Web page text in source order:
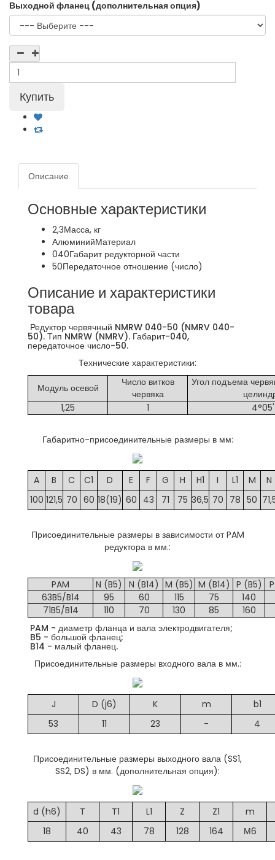
Выходной фланец (дополнительная опция)
Описание
Основные характеристики
2,3Масса, кг
АлюминийМатериал
040Габарит редукторной части
50Передаточное отношение (число)
Описание и характеристики
товара
Редуктор червячный NMRW 040-50 (NMRV 040-
50). Тип NMRW (NMRV). Габарит-040,
передаточное число-50.
Технические характеристики:
Модуль осевой
Число витков
червяка
Угол подъема
1,25
1 4°05'
Габаритно-присоединительные размеры в мм:
A B C C1 D E F G H H1 I L1 M
N
100 121,5 70 60 18(19) 60 43 71 75 36,5 70 78 50
Присоединительные размеры в зависимости от PAM
редуктора в мм.:
PAM N (B5) N (B14) M (B5) M (B14) P (B5)
63B5/B14
95 60 115 75
140
71B5/B14
110 70 130 85
160
PAM - диаметр фланца и вала электродвигателя;
B5 - большой фланец;
B14 - малый фланец.
Присоединительные размеры входного вала в мм.:
J D (j6) K m
b1
53
11 23 - 4
Присоединительные размеры выходного вала (SS1,
SS2, DS) в мм. (дополнительная опция):
d (h6) T T1 L1 Z Z1
m
18
40 43 78 128 164 М6